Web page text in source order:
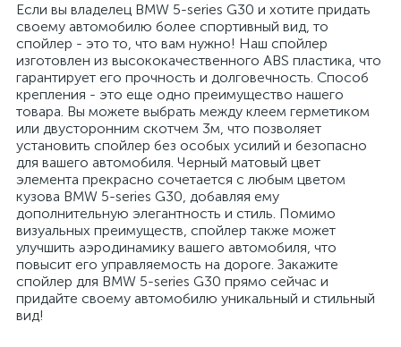
Если вы владелец BMW 5-series G30 и хотите придать
своему автомобилю более спортивный вид, то
спойлер - это то, что вам нужно! Наш спойлер
изготовлен из высококачественного ABS пластика, что
гарантирует его прочность и долговечность. Способ
крепления - это еще одно преимущество нашего
товара. Вы можете выбрать между клеем герметиком
или двусторонним скотчем 3м, что позволяет
установить спойлер без особых усилий и безопасно
для вашего автомобиля. Черный матовый цвет
элемента прекрасно сочетается с любым цветом
кузова BMW 5-series G30, добавляя ему
дополнительную элегантность и стиль. Помимо
визуальных преимуществ, спойлер также может
улучшить аэродинамику вашего автомобиля, что
повысит его управляемость на дороге. Закажите
спойлер для BMW 5-series G30 прямо сейчас и
придайте своему автомобилю уникальный и стильный
вид!